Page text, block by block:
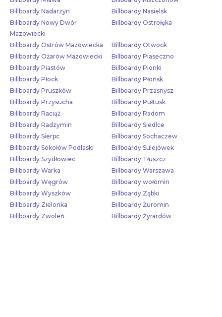
Billboardy Nadarzyn
Billboardy Nasielsk
Billboardy Nowy Dwór
Mazowiecki
Billboardy Ostrołęka
Billboardy Ostrów Mazowiecka
Billboardy Otwock
Billboardy Ożarów Mazowiecki
Billboardy Piaseczno
Billboardy Piastów
Billboardy Pionki
Billboardy Płock
Billboardy Płońsk
Billboardy Pruszków
Billboardy Przasnysz
Billboardy Przysucha
Billboardy Pułtusk
Billboardy Raciąż
Billboardy Radom
Billboardy Radzymin
Billboardy Siedlce
Billboardy Sierpc
Billboardy Sochaczew
Billboardy Sokołów Podlaski
Billboardy Sulejówek
Billboardy Szydłowiec
Billboardy Tłuszcz
Billboardy Warka
Billboardy Warszawa
Billboardy Węgrów
Billboardy wołomin
Billboardy Wyszków
Billboardy Ząbki
Billboardy Zielonka
Billboardy Żuromin
Billboardy Zwoleń
Billboardy Żyrardów